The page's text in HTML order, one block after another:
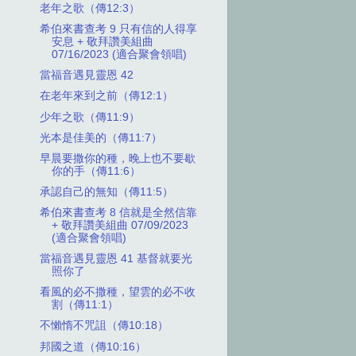
老年之歌（傳12:3）
希伯來書查考 9 只有信的人得享
安息 + 敬拜讚美組曲
07/16/2023 (適合聚會領唱)
當福音遇見靈恩 42
在老年來到之前（傳12:1）
少年之歌（傳11:9）
光本是佳美的（傳11:7）
早晨要撒你的種，晚上也不要歇
你的手（傳11:6）
承認自己的無知（傳11:5）
希伯來書查考 8 信就是全然信靠
+ 敬拜讚美組曲 07/09/2023
(適合聚會領唱)
當福音遇見靈恩 41 基督就要光
照你了
看風的必不撒種，望雲的必不收
割（傳11:1）
不懶惰不咒詛（傳10:18）
邦國之道（傳10:16）